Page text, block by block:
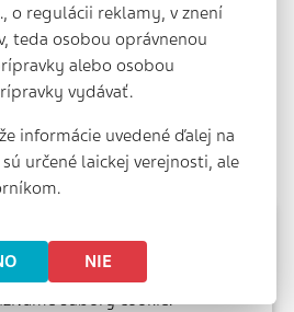
cookie
súbory cookie.
o regulácii reklamy, v znení
teda osobou oprávnenou
alebo osobou
vydávať.
informácie uvedené ďalej na
určené laickej verejnosti, ale
NIE